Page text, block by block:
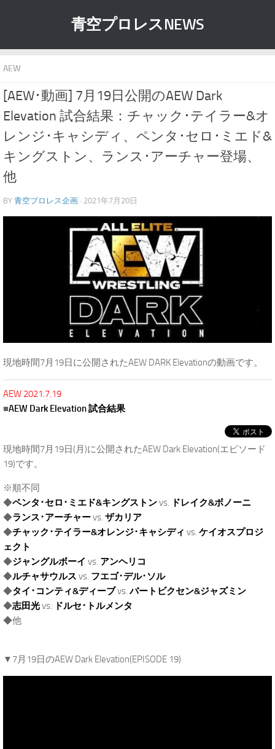
青空プロレスNEWS
AEW
[AEW･動画] 7月19日公開のAEW Dark
Elevation 試合結果：チャック･テイラー&オ
レンジ･キャシディ、ペンタ･セロ･ミエド&
キングストン、ランス･アーチャー登場、
他
BY 青空プロレス企画 · 2021年7月20日
現地時間7月19日に公開されたAEW DARK Elevationの動画です。
AEW 2021.7.19
■AEW Dark Elevation 試合結果
現地時間7月19日(月)に公開されたAEW Dark Elevation(エピソード
19)です。
※順不同
◆ペンタ･セロ･ミエド&キングストンvs.
ドレイク&ボノーニ
◆ランス･アーチャーvs. ザカリア
◆チャック･テイラー&オレンジ･キャシディ vs. ケイオスプロジ
ェクト
◆ジャングルボーイ vs. アンヘリコ
◆ルチャサウルス vs. フエゴ･デル･ソル
◆タイ･コンティ&ディーブvs.バートビクセン&ジャズミン
◆志田光vs.
ドルセ･トルメンタ
◆他
▼7月19日のAEW Dark Elevation(EPISODE 19)